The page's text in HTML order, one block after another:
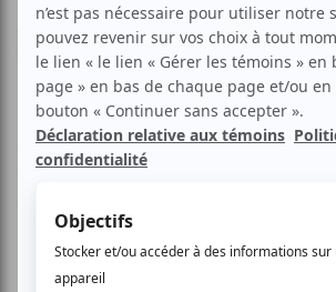
Janic est une artiste émergente,
interprète venant de lancer son album
Avec le printemps qui s’annonce,
de fraîcheur! Janic fera des apparitions
Possédant une énergie unique
exquise, Janic transporte chacun de ses
son univers fascinant. Un son pop